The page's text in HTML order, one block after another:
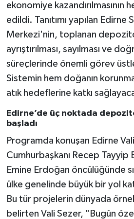
ekonomiye kazandırılmasının
edildi. Tanıtımı yapılan Edirne
Merkezi'nin, toplanan
ayrıştırılması, sayılması ve
süreçlerinde önemli görev
Sistemin hem doğanın
atık hedeflerine katkı
Edirne’de üç noktada
başladı
Programda konuşan Edirne
Cumhurbaşkanı Recep Tayyip
Emine Erdoğan öncülüğünde
ülke genelinde büyük bir yol
Bu tür projelerin dünyada
belirten Vali Sezer, "Bugün